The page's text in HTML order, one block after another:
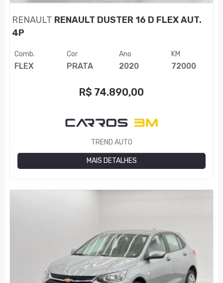
RENAULT RENAULT DUSTER 16 D FLEX AUT.
4P
Comb.
FLEX
Cor
PRATA
Ano
2020
KM
72000
R$ 74.890,00
TREND AUTO
MAIS DETALHES